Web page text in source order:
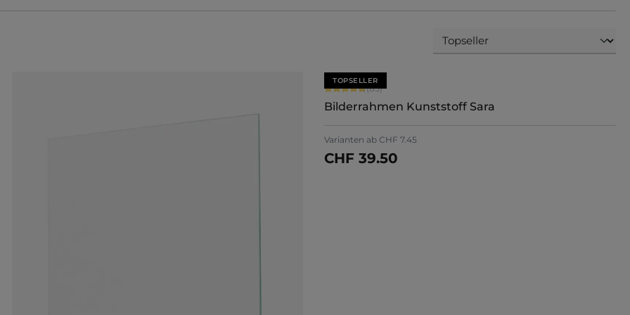
TOPSELLER
Durchschnittliche Bewertung von 4.71 von 5 Sternen
(85)
Bilderrahmen Kunststoff Sara
Varianten ab CHF 7.45
CHF 39.50